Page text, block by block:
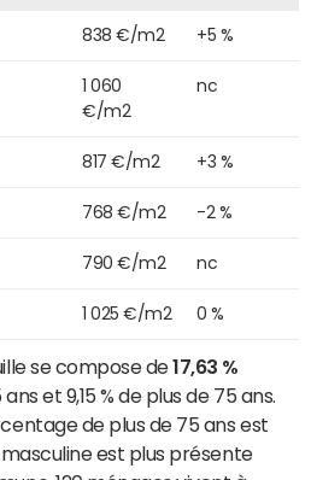
838 €/m2 +5 %
1 060
€/m2
nc
817 €/m2 +3 %
768 €/m2 -2 %
790 €/m2 nc
1 025 €/m2 0 %
se compose de17,63 %
et 9,15 % de plus de 75 ans.
de plus de 75 ans est
masculine est plus présente